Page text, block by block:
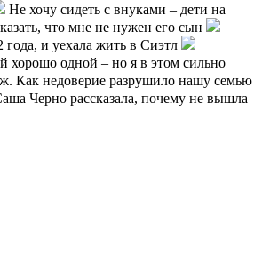
Не хочу сидеть с внуками – дети на
что мне не нужен его сын
года, и уехала жить в Сиэтл
хорошо одной – но я в этом сильно
Как недоверие разрушило нашу семью
Черно рассказала, почему не вышла